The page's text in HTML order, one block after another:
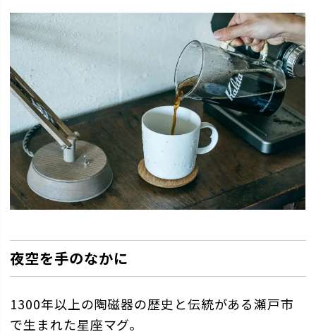
夜空を手のなかに
1300年以上の陶磁器の歴史と伝統がある瀬戸市
で生まれた星座マグ。